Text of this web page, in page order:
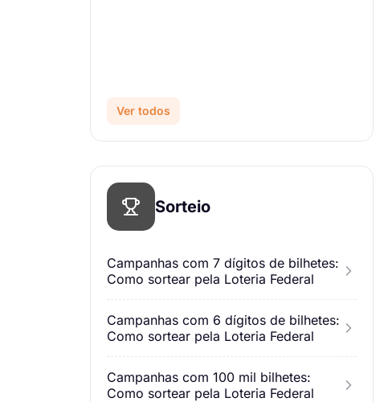
Ver todos
Sorteio
Campanhas com 7 dígitos de bilhetes:
Como sortear pela Loteria Federal
Campanhas com 6 dígitos de bilhetes:
Como sortear pela Loteria Federal
Campanhas com 100 mil bilhetes:
Como sortear pela Loteria Federal